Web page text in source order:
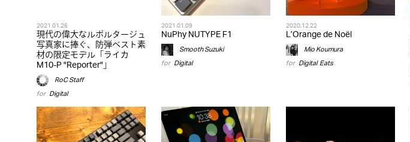
2021.01.26
現代の偉大なルポルタージュ
写真家に捧ぐ、防弾ベスト素
材の限定モデル「ライカ
M10-P "Reporter"」
RoC Staff
for Digital
2021.01.09
NuPhy NUTYPE F1
Smooth Suzuki
for Digital
2020.12.22
L’Orange de Noël
Mio Koumura
for Digital,Eats